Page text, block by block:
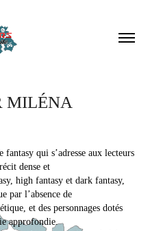
MILÉNA
qui s’adresse aux lecteurs
dense et
high fantasy et dark fantasy,
par l’absence de
et des personnages dotés
approfondie.